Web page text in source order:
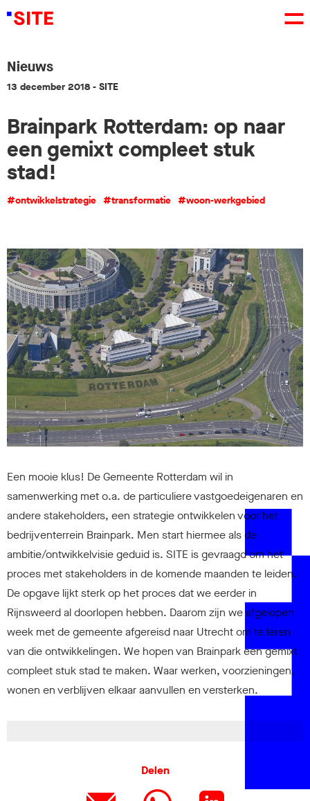
Nieuws
13 december 2018- SITE
Brainpark Rotterdam: op naar
een gemixt compleet stuk
stad!
#ontwikkelstrategie #transformatie #woon-werkgebied
Een mooie klus! DeGemeente Rotterdam wil in
samenwerking met o.a. de particuliere vastgoedeigenaren en
andere stakeholders, een strategie ontwikkelen voor het
bedrijventerrein Brainpark. Men start hiermee als de
ambitie/ontwikkelvisie geduid is. SITE is gevraagd om het
proces met stakeholders in de komende maanden te leiden.
De opgave lijkt sterk op het proces dat we eerder in
Rijnsweerd al doorlopen hebben. Daarom zijn we afgelopen
week met de gemeente afgereisd naar Utrecht om te leren
van die ontwikkelingen. We hopen van Brainpark een gemixt
compleet stuk stad te maken. Waar werken, voorzieningen,
wonen en verblijven elkaar aanvullen en versterken.
Delen